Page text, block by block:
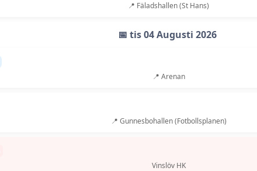
📍 Fäladshallen (St Hans)
📅 tis 04 Augusti 2026
📍 Arenan
📍 Gunnesbohallen (Fotbollsplanen)
Vinslöv HK